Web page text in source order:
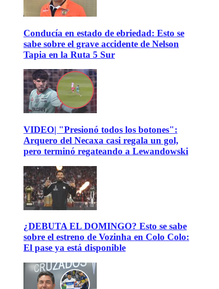
Conducía en estado de ebriedad: Esto se
sabe sobre el grave accidente de Nelson
Tapia en la Ruta 5 Sur
VIDEO| "Presionó todos los botones":
Arquero del Necaxa casi regala un gol,
pero terminó regateando a Lewandowski
¿DEBUTA EL DOMINGO? Esto se sabe
sobre el estreno de Vozinha en Colo Colo:
El pase ya está disponible